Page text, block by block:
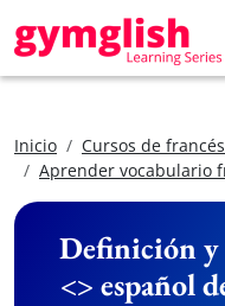
Inicio
Cursos de
Aprender vocabulario
Definición y
<> español